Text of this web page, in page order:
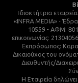
Ιδιοκτήτρια
«INFRA MEDIA» -
10559 - ΑΦΜ:
επικοινωνίας:
Εκπρόσωπος:
Δικαιούχος του
Διευθυντής/
Η Εταιρεία